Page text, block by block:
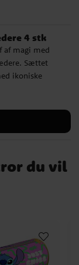
4 stk
af magi med
Sættet
ikoniske
blandt
Hedvig og
✔️ Officieltdu vil